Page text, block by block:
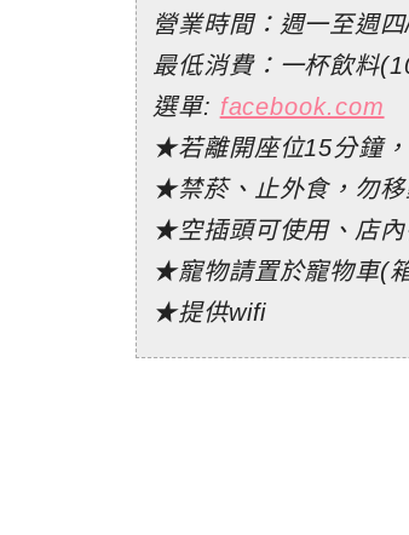
營業時間：週一至週
最低消費：一杯飲料
選單: facebook.com
★若離開座位15分鐘
★禁菸、止外食，勿
★空插頭可使用、店
★寵物請置於寵物車(
★提供wifi